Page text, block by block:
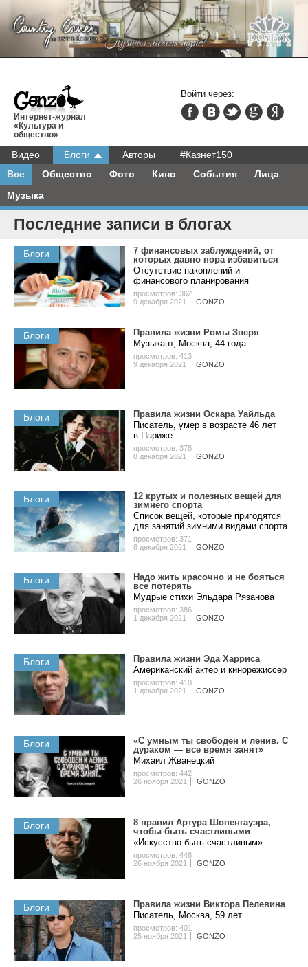
Интернет-журнал
«Культура и
общество»
Видео Блоги Авторы
#Казнет150
Все
Общество Фото Кино События
Лица
Музыка
Войти через:
Последние записи в блогах
Блоги
7 финансовых заблуждений, от
которых давно пора избавиться
Отсутствие накоплений и
финансового планирования
просмотров: 362
9 декабря 2021
GONZO
Блоги
Правила жизни Ромы Зверя
Музыкант, Москва, 44 года
просмотров: 413
9 декабря 2021
GONZO
Блоги
Правила жизни Оскара Уайльда
Писатель, умер в возрасте 46 лет
в Париже
просмотров: 378
8 декабря 2021
GONZO
Блоги
12 крутых и полезных вещей для
зимнего спорта
Cписок вещей, которые пригодятся
для занятий зимними видами спорта
просмотров: 371
8 декабря 2021
GONZO
Блоги
Надо жить красочно и не бояться
все потерять
Мудрые стихи Эльдара Рязанова
просмотров: 386
1 декабря 2021
GONZO
Блоги
Правила жизни Эда Харриса
Американский актер и кинорежиссер
просмотров: 410
1 декабря 2021
GONZO
Блоги
«С умным ты свободен и ленив. С
дураком — все время занят»
Михаил Жванецкий
просмотров: 442
26 ноября 2021
GONZO
Блоги
8 правил Артура Шопенгауэра,
чтобы быть счастливыми
«Искусство быть счастливым»
просмотров: 448
26 ноября 2021
GONZO
Блоги
Правила жизни Виктора Пелевина
Писатель, Москва, 59 лет
просмотров: 401
25 ноября 2021
GONZO